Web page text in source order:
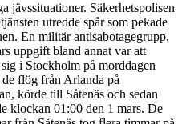
jävssituationer. Säkerhetspolisen
utredde spår som pekade
En militär antisabotagegrupp,
uppgift bland annat var att
i Stockholm på morddagen
flög från Arlanda på
körde till Såtenäs och sedan
klockan 01:00 den 1 mars. De